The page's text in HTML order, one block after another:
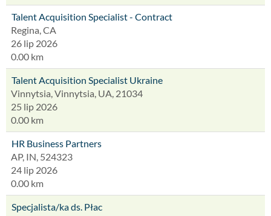
Talent Acquisition Specialist - Contract
Regina, CA
26 lip 2026
0.00 km
Talent Acquisition Specialist Ukraine
Vinnytsia, Vinnytsia, UA, 21034
25 lip 2026
0.00 km
HR Business Partners
AP, IN, 524323
24 lip 2026
0.00 km
Specjalista/ka ds. Płac